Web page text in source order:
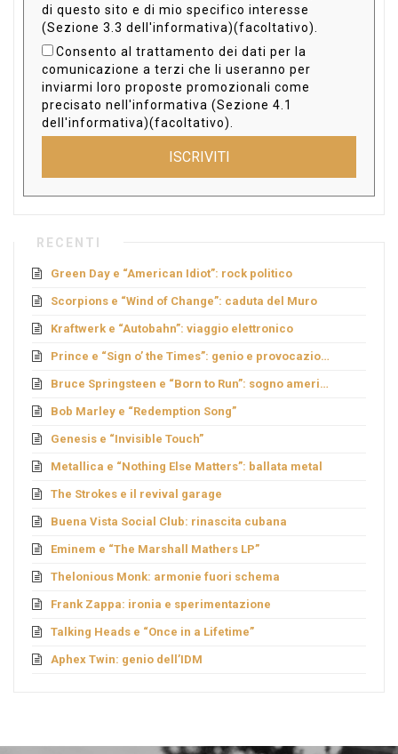
di questo sito e di mio specifico interesse
(Sezione 3.3 dell'informativa)(facoltativo).
Consento al trattamento dei dati per la
comunicazione a terzi che li useranno per
inviarmi loro proposte promozionali come
precisato nell'informativa (Sezione 4.1
dell'informativa)(facoltativo).
ISCRIVITI
RECENTI
Green Day e “American Idiot”: rock politico
Scorpions e “Wind of Change”: caduta del Muro
Kraftwerk e “Autobahn”: viaggio elettronico
Prince e “Sign o’ the Times”: genio e provocazione
Bruce Springsteen e “Born to Run”: sogno americano
Bob Marley e “Redemption Song”
Genesis e “Invisible Touch”
Metallica e “Nothing Else Matters”: ballata metal
The Strokes e il revival garage
Buena Vista Social Club: rinascita cubana
Eminem e “The Marshall Mathers LP”
Thelonious Monk: armonie fuori schema
Frank Zappa: ironia e sperimentazione
Talking Heads e “Once in a Lifetime”
Aphex Twin: genio dell’IDM